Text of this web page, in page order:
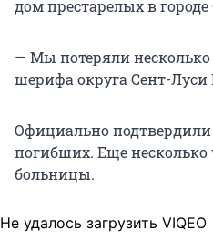
дом престарелых в
— Мы потеряли несколько
шерифа округа Сент-Луси
Официально
погибших. Еще несколько
больницы.
Не удалось загрузить VIQEO